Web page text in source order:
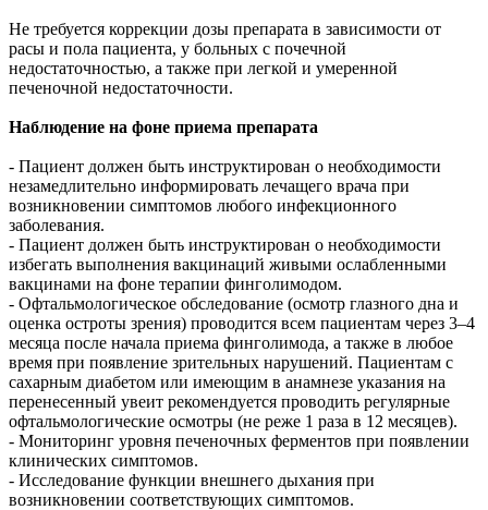
Не требуется коррекции дозы препарата в зависимости от
расы и пола пациента, у больных с почечной
недостаточностью, а также при легкой и умеренной
печеночной недостаточности.
Наблюдение на фоне приема препарата
- Пациент должен быть инструктирован о необходимости
незамедлительно информировать лечащего врача при
возникновении симптомов любого инфекционного
заболевания.
- Пациент должен быть инструктирован о необходимости
избегать выполнения вакцинаций живыми ослабленными
вакцинами на фоне терапии финголимодом.
- Офтальмологическое обследование (осмотр глазного дна и
оценка остроты зрения) проводится всем пациентам через 3–4
месяца после начала приема финголимода, а также в любое
время при появление зрительных нарушений. Пациентам с
сахарным диабетом или имеющим в анамнезе указания на
перенесенный увеит рекомендуется проводить регулярные
офтальмологические осмотры (не реже 1 раза в 12 месяцев).
- Мониторинг уровня печеночных ферментов при появлении
клинических симптомов.
- Исследование функции внешнего дыхания при
возникновении соответствующих симптомов.